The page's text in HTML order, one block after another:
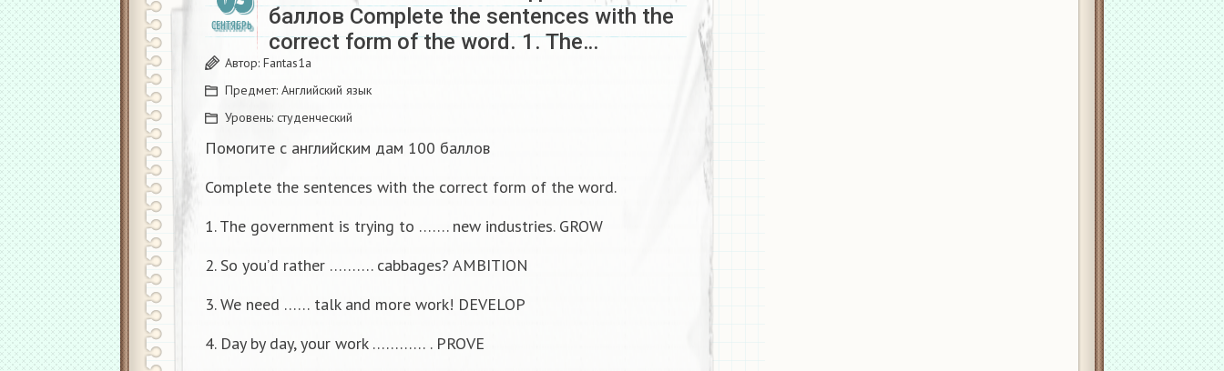
СЕНТЯБРЬ
баллов Complete the sentences with the
correct form of the word. 1. The…
Автор: Fantas1a
Предмет: Английский язык
Уровень: студенческий
Помогите с английским дам 100 баллов
Complete the sentences with the correct form of the word.
1. The government is trying to ……. new industries. GROW
2. So you’d rather ………. cabbages? AMBITION
3. We need …… talk and more work! DEVELOP
4. Day by day, your work ………… . PROVE